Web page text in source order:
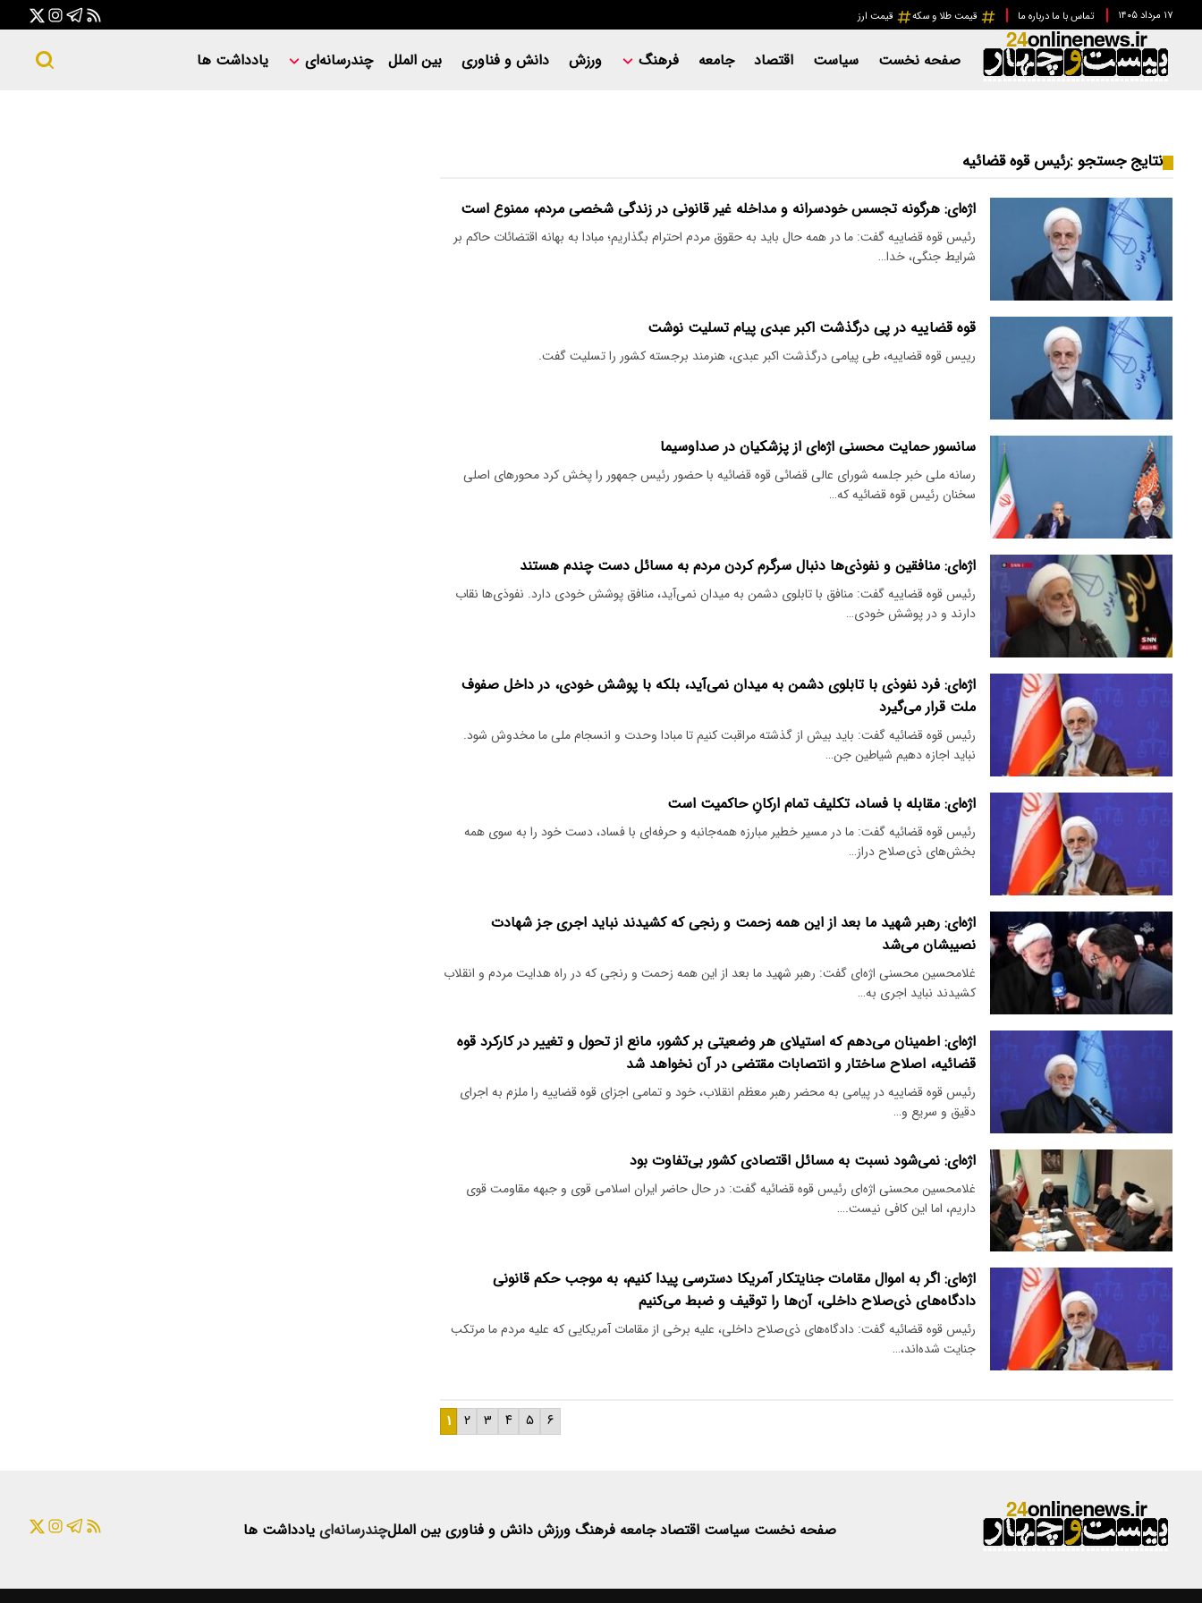
۱۷ مرداد ۱۴۰۵ تماس با ما درباره ما قیمت طلا و سکه قیمت ارز
صفحه نخست سیاست اقتصاد جامعه فرهنگ ورزش دانش و فناوری بین الملل چندرسانه‌ای یادداشت ها
نتایج جستجو :رئیس قوه قضائیه
اژه‌ای: هرگونه تجسس خودسرانه و مداخله غیر قانونی در زندگی شخصی مردم، ممنوع است
رئیس قوه قضاییه گفت: ما در همه حال باید به حقوق مردم احترام بگذاریم؛ مبادا به بهانه اقتضائات حاکم بر
شرایط جنگی، خدا…
قوه قضاییه در پی درگذشت اکبر عبدی پیام تسلیت نوشت
رییس قوه قضاییه، طی پیامی درگذشت اکبر عبدی، هنرمند برجسته کشور را تسلیت گفت.
سانسور حمایت محسنی اژه‌ای از پزشکیان در صداوسیما
رسانه ملی خبر جلسه شورای عالی قضائی قوه قضائیه با حضور رئیس جمهور را پخش کرد محورهای اصلی
سخنان رئیس قوه قضائیه که…
اژه‌ای: منافقین و نفوذی‌ها دنبال سرگرم کردن مردم به مسائل دست چندم هستند
رئیس قوه قضاییه گفت: منافق با تابلوی دشمن به میدان نمی‌آید، منافق پوشش خودی دارد. نفوذی‌ها نقاب
دارند و در پوشش خودی…
اژه‌ای: فرد نفوذی با تابلوی دشمن به میدان نمی‌آید، بلکه با پوشش خودی، در داخل صفوف
ملت قرار می‌گیرد
رئیس قوه قضائیه گفت: باید بیش از گذشته مراقبت کنیم تا مبادا وحدت و انسجام ملی ما مخدوش شود.
نباید اجازه دهیم شیاطین جن…
اژه‌ای: مقابله با فساد، تکلیف تمام ارکانِ حاکمیت است
رئیس قوه قضائیه گفت: ما در مسیر خطیر مبارزه‌ همه‌جانبه و حرفه‌ای با فساد، دست خود را به سوی همه
بخش‌های ذی‌صلاح دراز…
اژه‌ای: رهبر شهید ما بعد از این همه زحمت و رنجی که کشیدند نباید اجری جز شهادت
نصیبشان می‌شد
غلامحسین محسنی اژه‌ای گفت: رهبر شهید ما بعد از این همه زحمت و رنجی که در راه هدایت مردم و انقلاب
کشیدند نباید اجری به…
اژه‌ای: اطمینان می‌دهم که استیلای هر وضعیتی بر کشور، مانع از تحول و تغییر در کارکرد قوه
قضائیه، اصلاح ساختار و انتصابات مقتضی در آن نخواهد شد
رئیس قوه قضاییه در پیامی به محضر رهبر معظم انقلاب، خود و تمامی اجزای قوه قضاییه را ملزم به اجرای
دقیق و سریع و…
اژه‌ای: نمی‌شود نسبت به مسائل اقتصادی کشور بی‌تفاوت بود
غلامحسین محسنی اژه‌ای رئیس قوه قضائیه گفت: در حال حاضر ایران اسلامی قوی و جبهه مقاومت قوی
داریم، اما این کافی نیست.…
اژه‌ای: اگر به اموال مقامات جنایتکار آمریکا دسترسی پیدا کنیم، به موجب حکم قانونی
دادگاه‌های ذی‌صلاح داخلی، آن‌ها را توقیف و ضبط می‌کنیم
رئیس قوه قضائیه گفت: دادگاه‌های ذی‌صلاح داخلی، علیه برخی از مقامات آمریکایی که علیه مردم ما مرتکب
جنایت شده‌اند،…
۱ ۲ ۳ ۴ ۵ ۶
صفحه نخست سیاست اقتصادجامعه فرهنگ ورزش دانش و فناوری بین المللچندرسانه‌ای یادداشت ها